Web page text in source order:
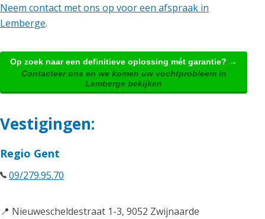
Neem contact met ons op voor een afspraak in
Lemberge.
Op zoek naar een definitieve oplossing mét garantie? →
Contacteer ons en we komen uw vochtprobleem in
Lemberge bekijken
Vestigingen:
Regio Gent
09/279.95.70
📍 Nieuwescheldestraat 1-3, 9052 Zwijnaarde